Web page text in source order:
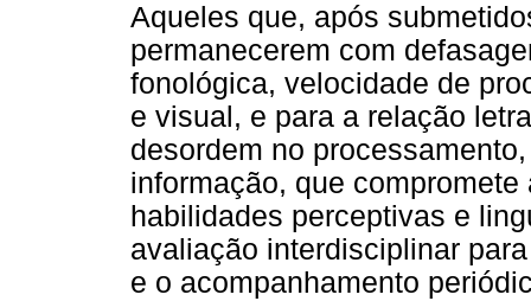
Aqueles que, após
permanecerem com
fonológica, velocidade de
e visual, e para a relação
desordem no
informação, que
habilidades perceptivas e
avaliação interdisciplinar
e o acompanhamento